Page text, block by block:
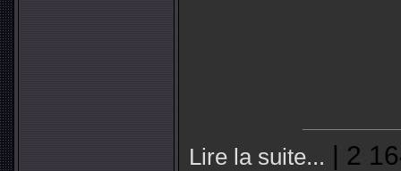
Lire la suite... | 2